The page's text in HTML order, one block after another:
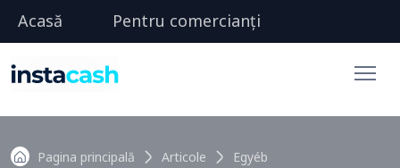
Acasă Pentru comercianți
Pagina principală Articole
Egyéb